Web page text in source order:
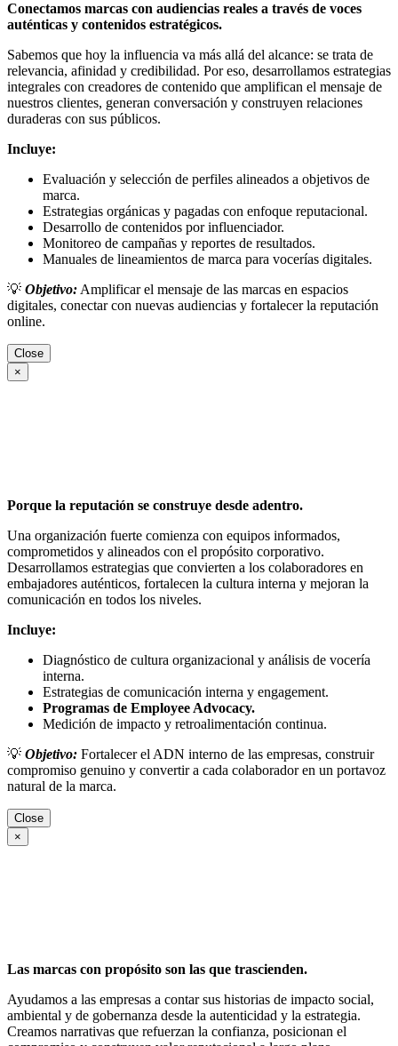
Conectamos marcas con audiencias reales a través de voces
auténticas y contenidos estratégicos.
Sabemos que hoy la influencia va más allá del alcance: se trata de
relevancia, afinidad y credibilidad. Por eso, desarrollamos estrategias
integrales con creadores de contenido que amplifican el mensaje de
nuestros clientes, generan conversación y construyen relaciones
duraderas con sus públicos.
Incluye:
Evaluación y selección de perfiles alineados a objetivos de
marca.
Estrategias orgánicas y pagadas con enfoque reputacional.
Desarrollo de contenidos por influenciador.
Monitoreo de campañas y reportes de resultados.
Manuales de lineamientos de marca para vocerías digitales.
💡 Objetivo: Amplificar el mensaje de las marcas en espacios
digitales, conectar con nuevas audiencias y fortalecer la reputación
online.
Close
×
Porque la reputación se construye desde adentro.
Una organización fuerte comienza con equipos informados,
comprometidos y alineados con el propósito corporativo.
Desarrollamos estrategias que convierten a los colaboradores en
embajadores auténticos, fortalecen la cultura interna y mejoran la
comunicación en todos los niveles.
Incluye:
Diagnóstico de cultura organizacional y análisis de vocería
interna.
Estrategias de comunicación interna y engagement.
Programas de Employee Advocacy.
Medición de impacto y retroalimentación continua.
💡 Objetivo: Fortalecer el ADN interno de las empresas, construir
compromiso genuino y convertir a cada colaborador en un portavoz
natural de la marca.
Close
×
Las marcas con propósito son las que trascienden.
Ayudamos a las empresas a contar sus historias de impacto social,
ambiental y de gobernanza desde la autenticidad y la estrategia.
Creamos narrativas que refuerzan la confianza, posicionan el